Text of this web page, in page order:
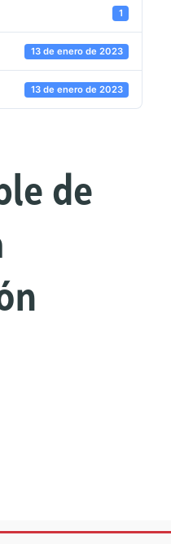
1
13 de enero de 2023
13 de enero de 2023
de